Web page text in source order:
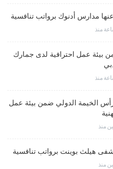
مدارس أدنوك برواتب تنافسية
بيئة عمل احترافية لدى جمارك
الخيمة الدولي ضمن بيئة عمل
منذ
هيلث بوينت برواتب تنافسية
منذ